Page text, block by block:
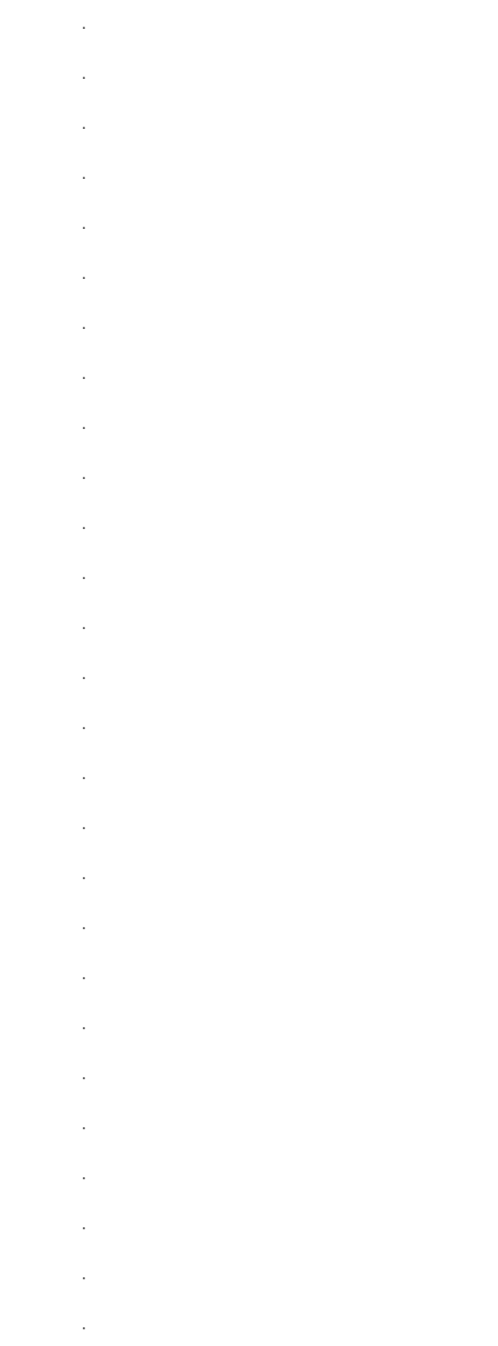
.
.
.
.
.
.
.
.
.
.
.
.
.
.
.
.
.
.
.
.
.
.
.
.
.
.
.